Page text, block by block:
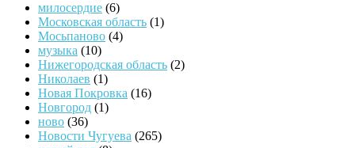
милосердие (6)
Московская область (1)
Мосьпаново (4)
музыка (10)
Нижегородская область (2)
Николаев (1)
Новая Покровка (16)
Новгород (1)
ново (36)
Новости Чугуева (265)